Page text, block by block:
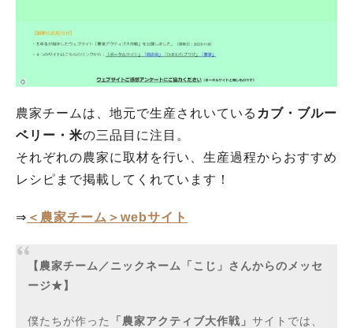
農家チームは、地元で生産されいている カブ・ブルー
ベリー・米の三品目に注目。
それぞれの農家に取材を行い、生産過程からおすすめ
レシピまで掲載してくれています！
⇒ ＜農家チーム＞webサイト
【農家チーム／ニックネーム「こじ」さんからのメッセ
ージ★】
僕たちが作った 「農家アクティブ大作戦」 サイトでは、